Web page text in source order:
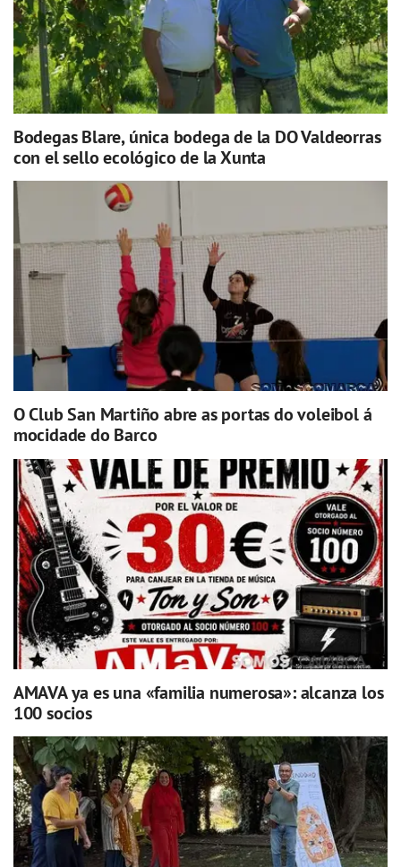
Bodegas Blare, única bodega de la DO Valdeorras
con el sello ecológico de la Xunta
O Club San Martiño abre as portas do voleibol á
mocidade do Barco
AMAVA ya es una «familia numerosa»: alcanza los
100 socios